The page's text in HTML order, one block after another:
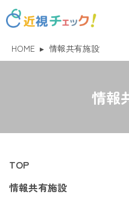
HOME ▸ 情報共有施設
情報
TOP
情報共有施設